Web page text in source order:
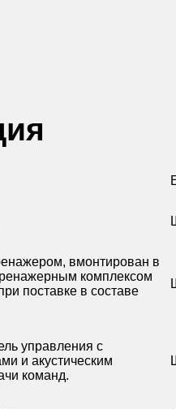
вмонтирован в
комплексом
поставке в составе
управления с
и акустическим
команд.